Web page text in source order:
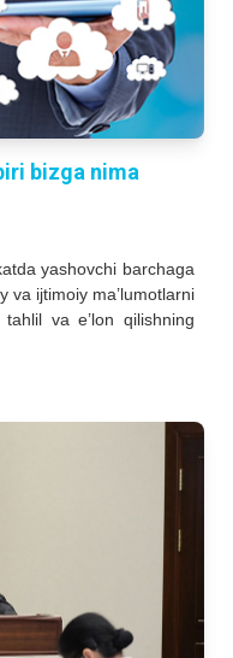
bizga nima
yashovchi barchaga
va ijtimoiy ma’lumotlarni
tahlil va e’lon qilishning